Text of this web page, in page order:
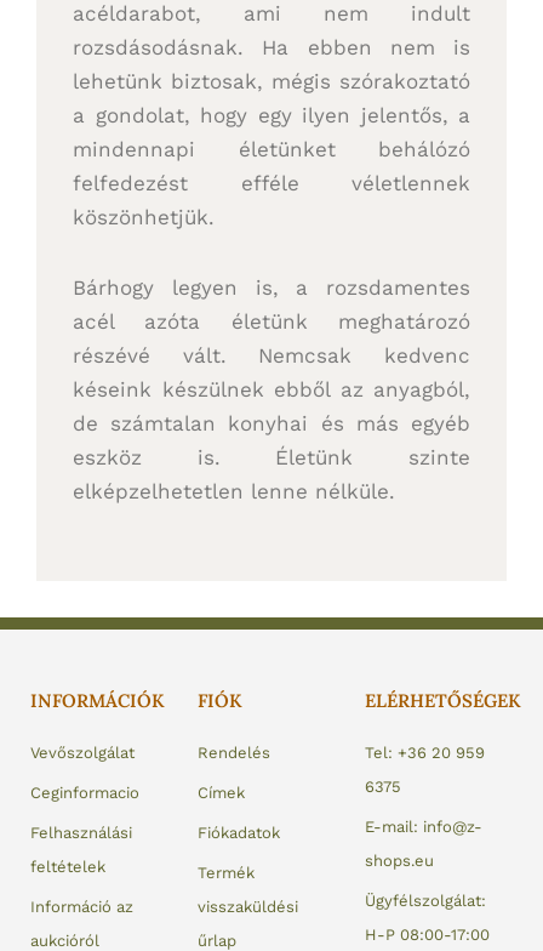
acéldarabot, ami nem indult
rozsdásodásnak. Ha ebben nem is
lehetünk biztosak, mégis szórakoztató
a gondolat, hogy egy ilyen jelentős, a
mindennapi életünket behálózó
felfedezést efféle véletlennek
köszönhetjük.
Bárhogy legyen is, a rozsdamentes
acél azóta életünk meghatározó
részévé vált. Nemcsak kedvenc
késeink készülnek ebből az anyagból,
de számtalan konyhai és más egyéb
eszköz is. Életünk szinte
elképzelhetetlen lenne nélküle.
INFORMÁCIÓK
Vevőszolgálat
Ceginformacio
Felhasználási
feltételek
Információ az
aukcióról
FIÓK
Rendelés
Címek
Fiókadatok
Termék
visszaküldési
űrlap
ELÉRHETŐSÉGEK
Tel: +36 20 959
6375
E-mail: info@z-
shops.eu
Ügyfélszolgálat:
H-P 08:00-17:00